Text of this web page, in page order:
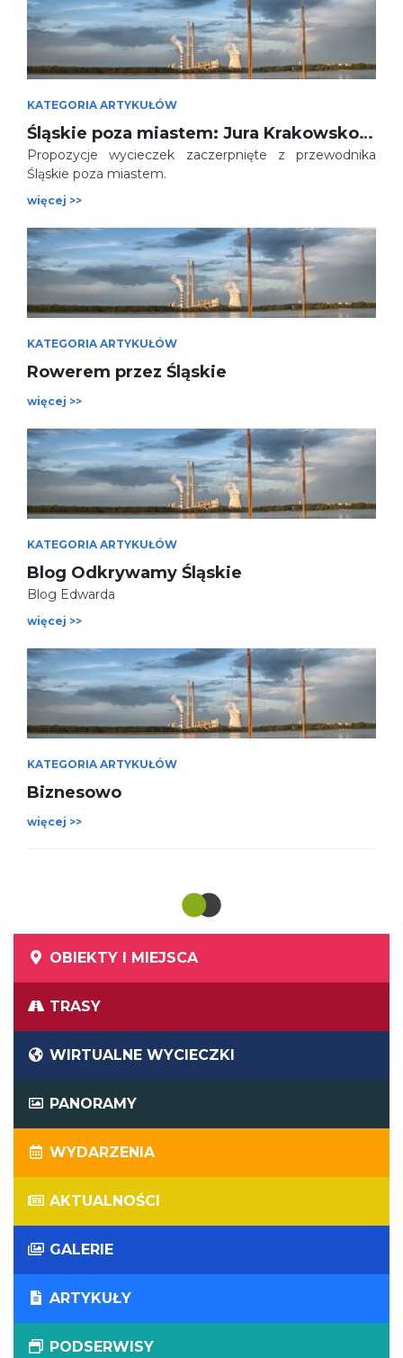
KATEGORIA ARTYKUŁÓW
Śląskie poza miastem: Jura Krakowsko-Częstochowska
Propozycje wycieczek zaczerpnięte z przewodnika
Śląskie poza miastem.
więcej >>
KATEGORIA ARTYKUŁÓW
Rowerem przez Śląskie
więcej >>
KATEGORIA ARTYKUŁÓW
Blog Odkrywamy Śląskie
Blog Edwarda
więcej >>
KATEGORIA ARTYKUŁÓW
Biznesowo
więcej >>
OBIEKTY I MIEJSCA
TRASY
WIRTUALNE WYCIECZKI
PANORAMY
WYDARZENIA
AKTUALNOŚCI
GALERIE
ARTYKUŁY
PODSERWISY